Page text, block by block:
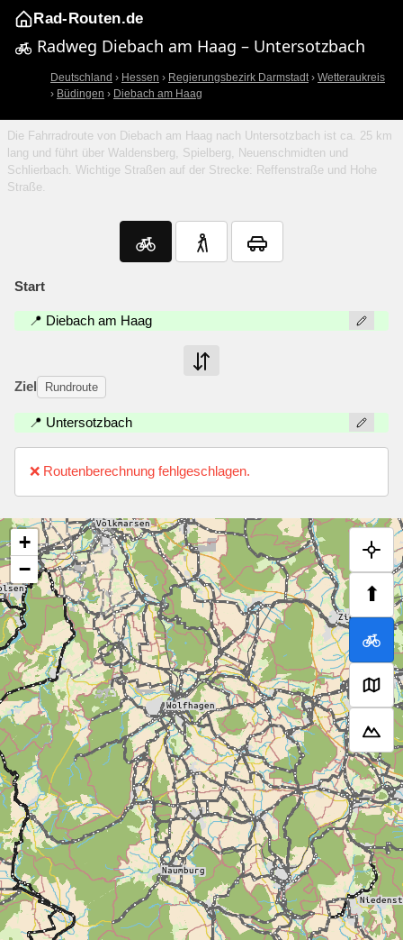
Rad-Routen.de
Radweg Diebach am Haag – Untersotzbach
Deutschland › Hessen › Regierungsbezirk Darmstadt› Wetteraukreis
› Büdingen › Diebach am Haag
Die Fahrradroute von Diebach am Haag nach Untersotzbach ist ca. 25 km
lang und führt über Waldensberg, Spielberg, Neuenschmidten und
Schlierbach. Wichtige Straßen auf der Strecke: Reffenstraße und Hohe
Straße.
Start
📍 Diebach am Haag
Ziel Rundroute
📍 Untersotzbach
❌ Routenberechnung fehlgeschlagen.
⬆
+
−